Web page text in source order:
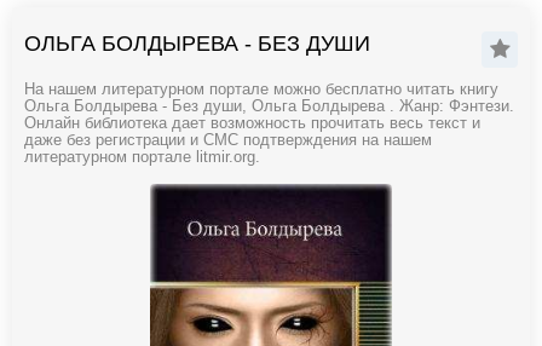
ОЛЬГА БОЛДЫРЕВА - БЕЗ ДУШИ
На нашем литературном портале можно бесплатно читать книгу
Ольга Болдырева - Без души, Ольга Болдырева . Жанр: Фэнтези.
Онлайн библиотека дает возможность прочитать весь текст и
даже без регистрации и СМС подтверждения на нашем
литературном портале litmir.org.